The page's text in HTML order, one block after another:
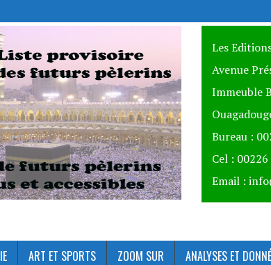
Les
Avenue
Immeuble
Bureau :
Cel :
Email :
ART ET SPORTS ZOOM SUR ANALYSES ET